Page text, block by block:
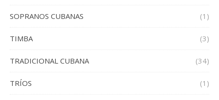
SOPRANOS CUBANAS (1)
TIMBA (3)
TRADICIONAL CUBANA (34)
TRÍOS (1)